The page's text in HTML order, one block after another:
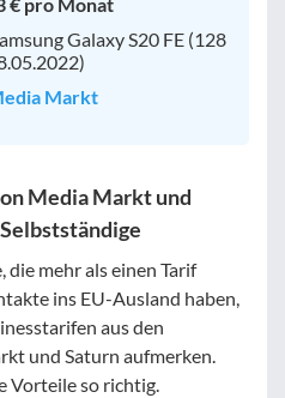
Galaxy S20 FE (128
Markt
Media Markt und
die mehr als einen Tarif
ins EU-Ausland haben,
aus den
und Saturn aufmerken.
Vorteile so richtig.